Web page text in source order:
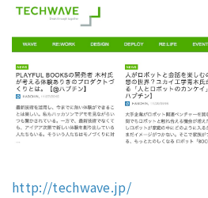
http://techwave.jp/